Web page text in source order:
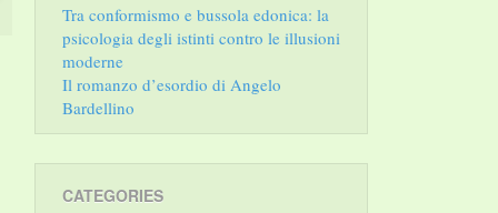
Tra conformismo e bussola edonica: la
psicologia degli istinti contro le illusioni
moderne
Il romanzo d’esordio di Angelo
Bardellino
CATEGORIES